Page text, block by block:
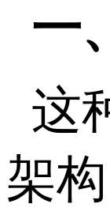
一
这
架